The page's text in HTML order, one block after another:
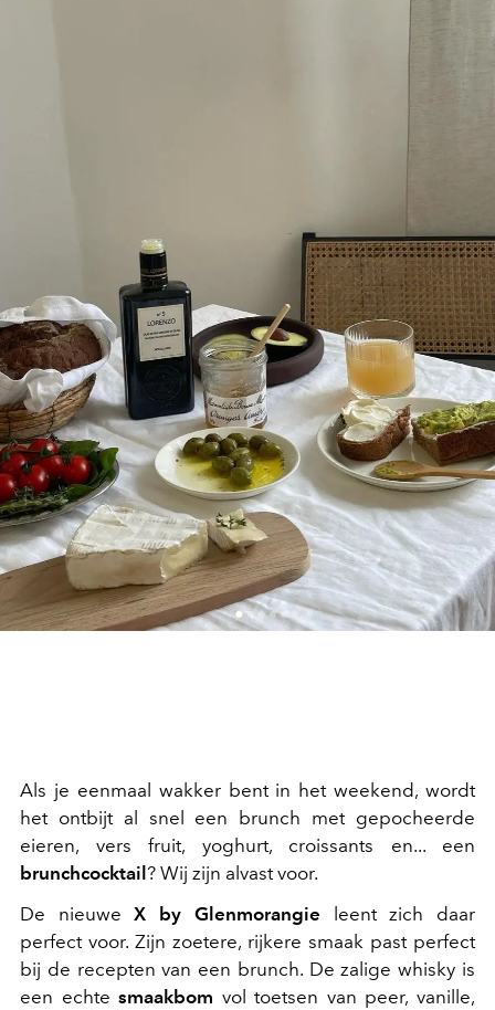
Als je eenmaal wakker bent in het weekend, wordt
het ontbijt al snel een brunch met gepocheerde
eieren, vers fruit, yoghurt, croissants en... een
brunchcocktail ? Wij zijn alvast voor.
De nieuweX by Glenmorangie leent zich daar
perfect voor. Zijn zoetere, rijkere smaak past perfect
bij de recepten van een brunch. De zalige whisky is
een echte smaakbom vol toetsen van peer, vanille,